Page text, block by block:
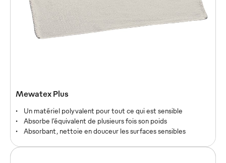
Mewatex Plus
Un matériel polyvalent pour tout ce qui est sensible
Absorbe l’équivalent de plusieurs fois son poids
Absorbant, nettoie en douceur les surfaces sensibles